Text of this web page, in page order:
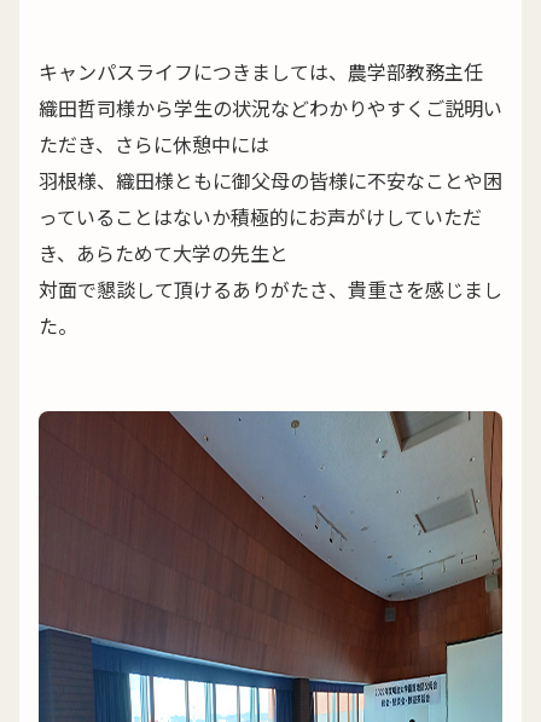
キャンパスライフにつきましては、農学部教務主任
織田哲司様から学生の状況などわかりやすくご説明い
ただき、さらに休憩中には
羽根様、織田様ともに御父母の皆様に不安なことや困
っていることはないか積極的にお声がけしていただ
き、あらためて大学の先生と
対面で懇談して頂けるありがたさ、貴重さを感じまし
た。